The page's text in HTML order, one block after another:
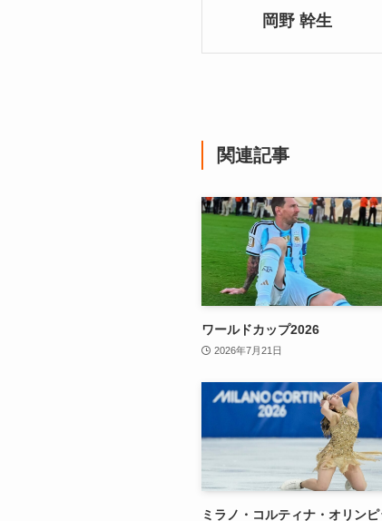
岡野 幹生
関連記事
ワールドカップ2026
2026年7月21日
ミラノ・コルティナ・オリンピ